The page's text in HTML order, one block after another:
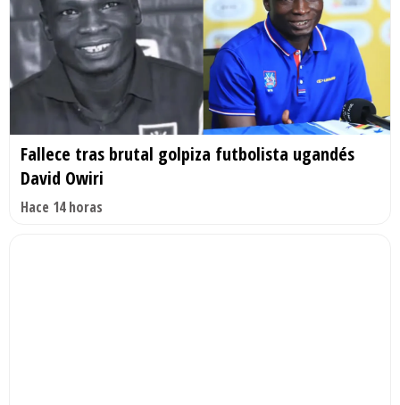
Fallece tras brutal golpiza futbolista ugandés
David Owiri
Hace 14 horas